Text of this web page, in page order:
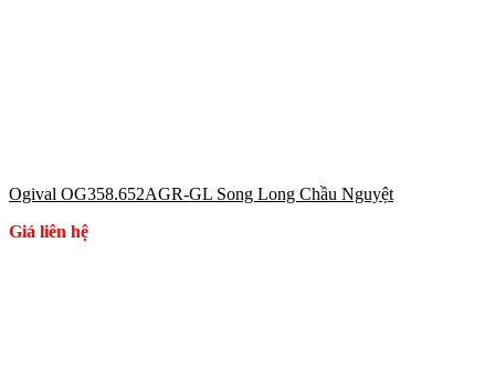
Ogival OG358.652AGR-GL Song Long Chầu Nguyệt
Giá liên hệ